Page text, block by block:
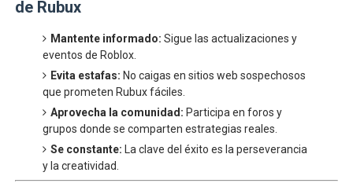
de Rubux
Mantente informado: Sigue las actualizaciones y
eventos de Roblox.
Evita estafas: No caigas en sitios web sospechosos
que prometen Rubux fáciles.
Aprovecha la comunidad: Participa en foros y
grupos donde se comparten estrategias reales.
Se constante: La clave del éxito es la perseverancia
y la creatividad.